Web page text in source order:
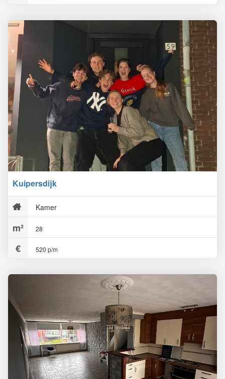
Kuipersdijk
Kamer
28
520 p/m